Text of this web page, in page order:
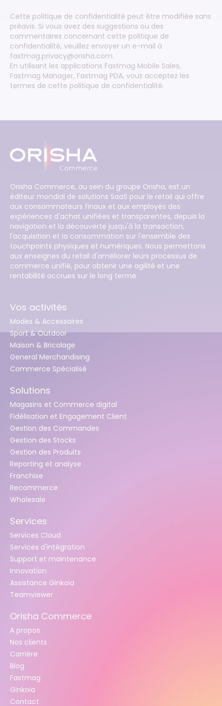
Cette politique de confidentialité peut être modifiée sans
préavis. Si vous avez des suggestions ou des
commentaires concernant cette politique de
confidentialité, veuillez envoyer un e-mail à
fastmag.privacy@orisha.com.
En utilisant les applications Fastmag Mobile Sales,
Fastmag Manager, Fastmag PDA, vous acceptez les
termes de cette politique de confidentialité.
Orisha Commerce, au sein du groupe Orisha, est un
éditeur mondial de solutions SaaS pour le retail qui offre
aux consommateurs finaux et aux employés des
expériences d'achat unifiées et transparentes, depuis la
navigation et la découverte jusqu'à la transaction,
l'acquisition et la consommation sur l'ensemble des
touchpoints physiques et numériques. Nous permettons
aux enseignes du retail d'améliorer leurs processus de
commerce unifié, pour obtenir une agilité et une
rentabilité accrues sur le long terme
Vos activités
Modes & Accessoires
Sport & Outdoor
Maison & Bricolage
General Merchandising
Commerce Spécialisé
Solutions
Magasins et Commerce digital
Fidélisation et Engagement Client
Gestion des Commandes
Gestion des Stocks
Gestion des Produits
Reporting et analyse
Franchise
Recommerce
Wholesale
Services
Services Cloud
Services d'intégration
Support et maintenance
Innovation
Assistance Ginkoia
Teamviewer
Orisha Commerce
A propos
Nos clients
Carrière
Blog
Fastmag
Ginkoia
Contact